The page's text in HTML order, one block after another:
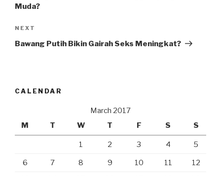
Muda?
Next
Post
NEXT
Bawang Putih Bikin Gairah Seks Meningkat?
CALENDAR
March 2017
M
T W T F S S
1 2 3 4 5
6 7 8 9 10 11 12